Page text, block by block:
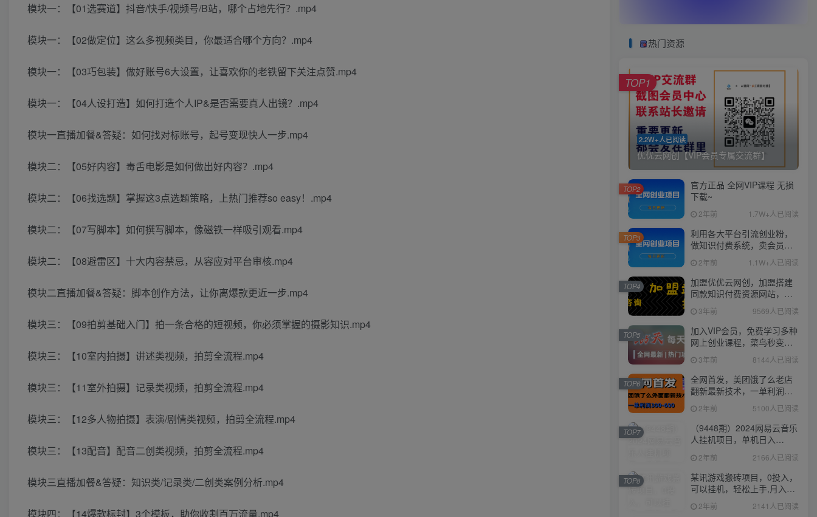
模块一：【01选赛道】抖音/快手/视频号/B站，哪个占地先行？.mp4
模块一：【02做定位】这么多视频类目，你最适合哪个方向？.mp4
模块一：【03巧包装】做好账号6大设置，让喜欢你的老铁留下关注点赞.mp4
模块一：【04人设打造】如何打造个人IP&是否需要真人出镜？.mp4
模块一直播加餐&答疑：如何找对标账号，起号变现快人一步.mp4
模块二：【05好内容】毒舌电影是如何做出好内容？.mp4
模块二：【06找选题】掌握这3点选题策略，上热门推荐so easy！.mp4
模块二：【07写脚本】如何撰写脚本，像磁铁一样吸引观看.mp4
模块二：【08避雷区】十大内容禁忌，从容应对平台审核.mp4
模块二直播加餐&答疑：脚本创作方法，让你离爆款更近一步.mp4
模块三：【09拍剪基础入门】拍一条合格的短视频，你必须掌握的摄影知识.mp4
模块三：【10室内拍摄】讲述类视频，拍剪全流程.mp4
模块三：【11室外拍摄】记录类视频，拍剪全流程.mp4
模块三：【12多人物拍摄】表演/剧情类视频，拍剪全流程.mp4
模块三：【13配音】配音二创类视频，拍剪全流程.mp4
模块三直播加餐&答疑：知识类/记录类/二创类案例分析.mp4
模块四：【14爆款标封】3个模板，助你收割百万流量.mp4
热门资源
2.2W+人已阅读
优优云网创【VIP会员专属交流群】
TOP1
官方正品 全网VIP课程 无损
下载~
2年前 1.7W+人已阅读
TOP2
利用各大平台引流创业粉，
做知识付费系统，卖会员，
卖课程，实现日入几百几千
2年前 1.1W+人已阅读
TOP3
加盟优优云网创，加盟搭建
同款知识付费资源网站，实
现长期稳定被动收入~
3年前 9569人已阅读
TOP4
加入VIP会员，免费学习多种
网上创业课程，菜鸟秒变大
神！
3年前 8144人已阅读
TOP5
全网首发，美团饿了么老店
翻新最新技术，一单利润
300-600
2年前 5100人已阅读
TOP6
（9448期）2024网易云音乐
人挂机项目，单机日入
150+，无脑月入5000+
2年前 2166人已阅读
TOP7
某讯游戏搬砖项目，0投入，
可以挂机，轻松上手,月入
3000+上不封顶
2年前 2141人已阅读
TOP8